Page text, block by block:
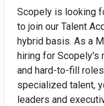
Scopely is looking
to join our Talent
hybrid basis. As a
hiring for Scopely's
and hard-to-fill
specialized talent,
leaders and